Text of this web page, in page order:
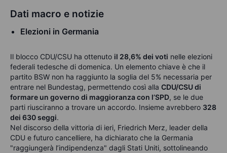
Dati macro e notizie
Elezioni in Germania
Il blocco CDU/CSU ha ottenuto il 28,6% dei voti nelle elezioni
federali tedesche di domenica. Un elemento chiave è che il
partito BSW non ha raggiunto la soglia del 5% necessaria per
entrare nel Bundestag, permettendo così alla CDU/CSU di
formare un governo di maggioranza con l’SPD, se le due
parti riusciranno a trovare un accordo. Insieme avrebbero 328
dei 630 seggi.
Nel discorso della vittoria di ieri, Friedrich Merz, leader della
CDU e futuro cancelliere, ha dichiarato che la Germania
"raggiungerà l’indipendenza" dagli Stati Uniti, sottolineando